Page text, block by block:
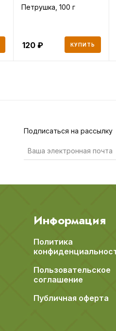
Петрушка, 100 г
120 КУПИТЬ
Подписаться на рассылку
Информация
Политика
Пользовательское
соглашение
Публичная оферта